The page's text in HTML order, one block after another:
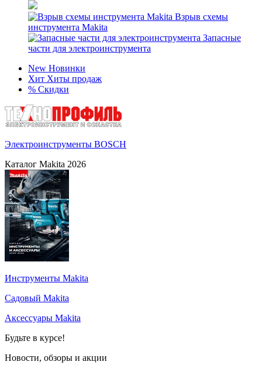
Взрыв схемы
инструмента Makita
Запасные
части для электроинструмента
New Новинки
Хит Хиты продаж
% Скидки
Электроинструменты BOSCH
Каталог Makita 2026
Инструменты Makita
Садовый Makita
Аксессуары Makita
Будьте в курсе!
Новости, обзоры и акции